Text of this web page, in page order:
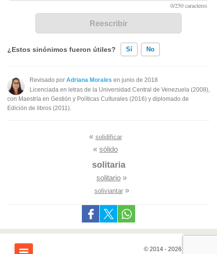
¿Estos sinónimos fueron útiles? Sí No
Existen sinónimos incorrectos
Ninguno de los sinónimos presentados me ayudó
Revisado por Adriana Morales en junio de 2018
Licenciada en letras de la Universidad Central de Venezuela (2008),
con Maestría en Gestión y Políticas Culturales (2016) y diplomado de
Edición de libros (2011).
« solidificar
« sólido
solitaria
solitario »
soliviantar»
© 2014 - 2026